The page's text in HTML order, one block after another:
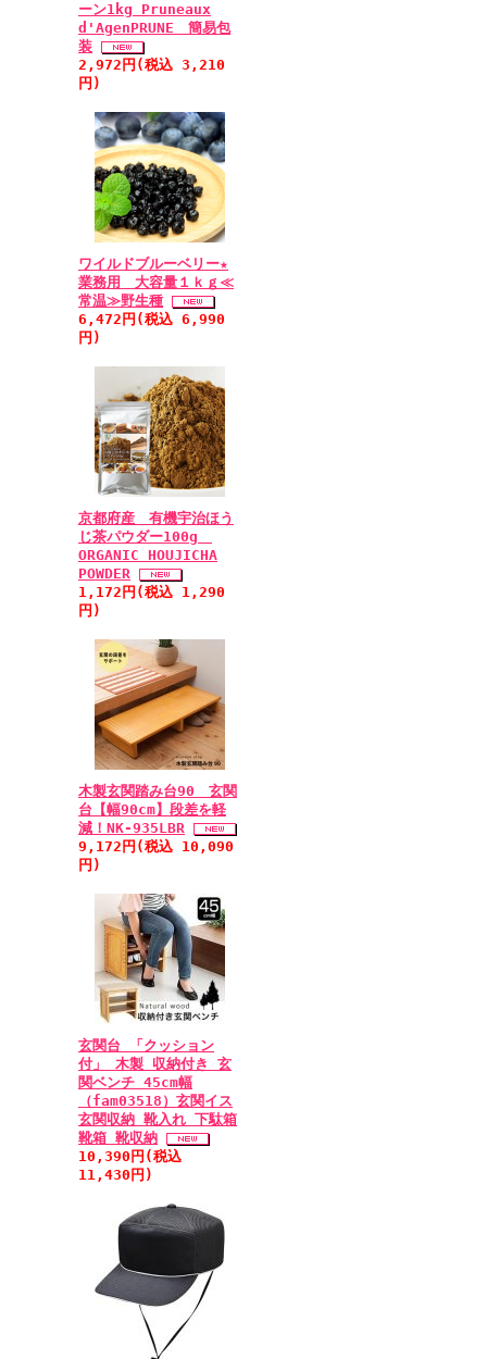
ーン1kg Pruneaux
d'AgenPRUNE 簡易包
装
2,972円(税込 3,210
円)
ワイルドブルーベリー★
業務用 大容量１ｋｇ≪
常温≫野生種
6,472円(税込 6,990
円)
京都府産 有機宇治ほう
じ茶パウダー100g
ORGANIC HOUJICHA
POWDER
1,172円(税込 1,290
円)
木製玄関踏み台90 玄関
台【幅90cm】段差を軽
減！NK-935LBR
9,172円(税込 10,090
円)
玄関台 「クッション
付」 木製 収納付き 玄
関ベンチ 45cm幅
（fam03518）玄関イス
玄関収納 靴入れ 下駄箱
靴箱 靴収納
10,390円(税込
11,430円)